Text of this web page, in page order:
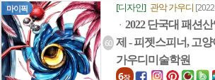
마이픽
60
[디자인] 관악 가우디
ㆍ 2022 단국대 패션
제 - 피젯스피너, 고
가우디미술학원
6장